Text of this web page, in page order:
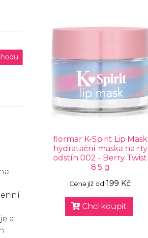
a
flormar K-Spirit Lip Mask
hydratační maska na rty
odstín 002 - Berry Twist
8.5 g
Cena již od 199 Kč
Chci koupit